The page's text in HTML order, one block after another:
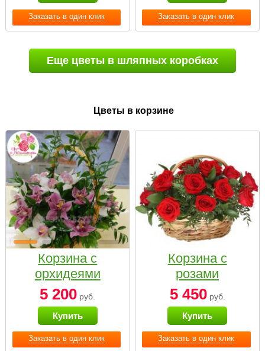
Заказать в один клик Заказать в один клик
Еще цветы в шляпных коробках
Цветы в корзине
Заказать в один клик
Корзина с
орхидеями
малая
5 200 руб.
Купить
Заказать в один клик
Корзина с
розами
«Красный
Париж»
5 450руб.
Купить